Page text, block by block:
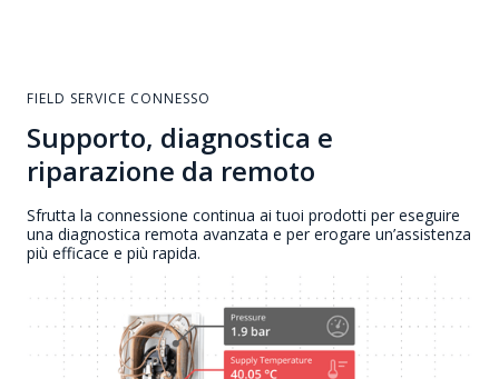
FIELD SERVICE CONNESSO
Supporto, diagnostica e
riparazione da remoto
Sfrutta la connessione continua ai tuoi prodotti per eseguire
una diagnostica remota avanzata e per erogare un’assistenza
più efficace e più rapida.